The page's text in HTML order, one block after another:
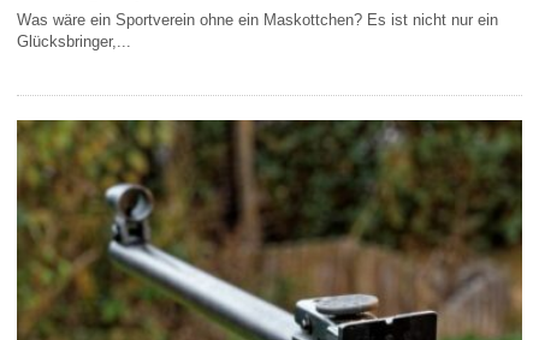
Was wäre ein Sportverein ohne ein Maskottchen? Es ist nicht nur ein
Glücksbringer,...